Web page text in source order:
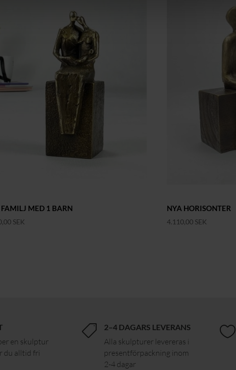
MED 1 BARN
SEK
NYA HORISONTER
4.110,00 SEK
en skulptur
du alltid fri
 2–4 DAGARS LEVERANS
Alla skulpturer levereras i
presentförpackning inom
2-4 dagar
